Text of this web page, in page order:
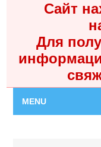
Сайт
Для
MENU